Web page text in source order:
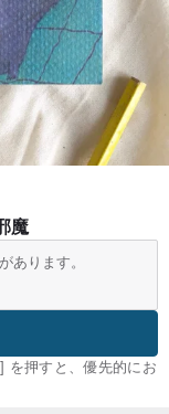
魔
あります。
を押すと、優先的にお